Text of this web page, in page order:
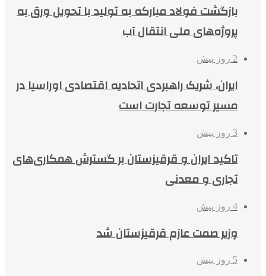
بازگشت فولاد مبارکه به تولید با تحویل ورق به
پروژه‌های ملی انتقال آب
2 روز پیش
ایران، شریک راهبردی اتحادیه اقتصادی اوراسیا در
مسیر توسعه تجارت است
3 روز پیش
تاکید ایران و قرقیزستان بر گسترش همکاری‌های
تجاری و معدنی
4 روز پیش
وزیر صمت عازم قرقیزستان شد
5 روز پیش